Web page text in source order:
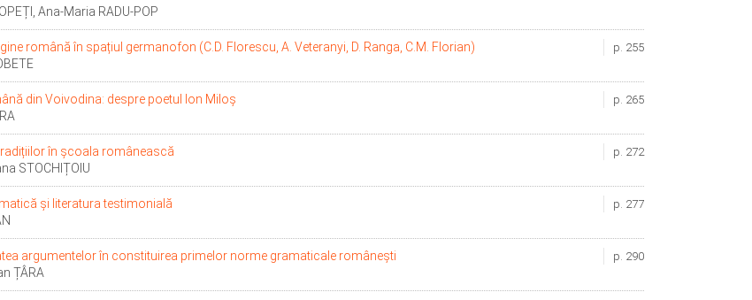
Ana-Maria RADU-POP
p. 255
română în spațiul germanofon (C.D. Florescu, A. Veteranyi, D. Ranga, C.M. Florian)
p. 265
din Voivodina: despre poetul Ion Miloş
p. 272
în școala românească
STOCHIȚOIU
p. 277
și literatura testimonială
p. 290
argumentelor în constituirea primelor norme gramaticale românești
ȚÂRA